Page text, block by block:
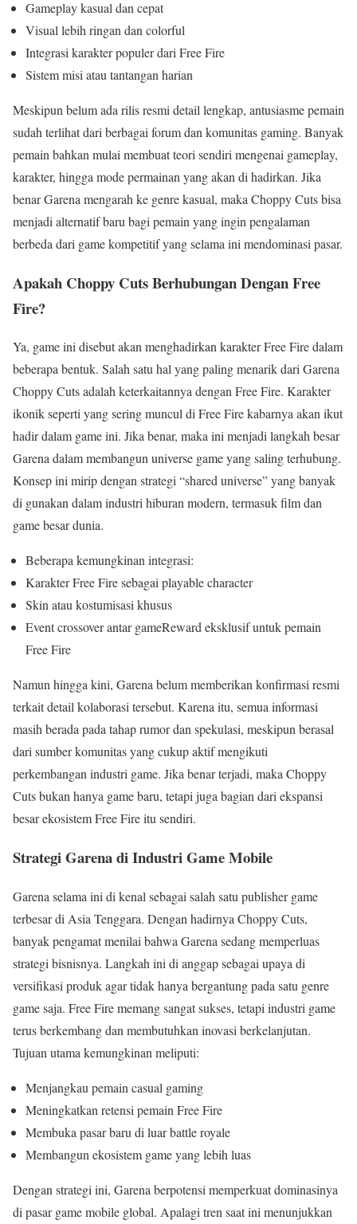
Gameplay kasual dan cepat
Visual lebih ringan dan colorful
Integrasi karakter populer dari Free Fire
Sistem misi atau tantangan harian
Meskipun belum ada rilis resmi detail lengkap, antusiasme pemain
sudah terlihat dari berbagai forum dan komunitas gaming. Banyak
pemain bahkan mulai membuat teori sendiri mengenai gameplay,
karakter, hingga mode permainan yang akan di hadirkan. Jika
benar Garena mengarah ke genre kasual, maka Choppy Cuts bisa
menjadi alternatif baru bagi pemain yang ingin pengalaman
berbeda dari game kompetitif yang selama ini mendominasi pasar.
Apakah Choppy Cuts Berhubungan Dengan Free
Fire?
Ya, game ini disebut akan menghadirkan karakter Free Fire dalam
beberapa bentuk. Salah satu hal yang paling menarik dari Garena
Choppy Cuts adalah keterkaitannya dengan Free Fire. Karakter
ikonik seperti yang sering muncul di Free Fire kabarnya akan ikut
hadir dalam game ini. Jika benar, maka ini menjadi langkah besar
Garena dalam membangun universe game yang saling terhubung.
Konsep ini mirip dengan strategi “shared universe” yang banyak
di gunakan dalam industri hiburan modern, termasuk film dan
game besar dunia.
Beberapa kemungkinan integrasi:
Karakter Free Fire sebagai playable character
Skin atau kostumisasi khusus
Event crossover antar gameReward eksklusif untuk pemain
Free Fire
Namun hingga kini, Garena belum memberikan konfirmasi resmi
terkait detail kolaborasi tersebut. Karena itu, semua informasi
masih berada pada tahap rumor dan spekulasi, meskipun berasal
dari sumber komunitas yang cukup aktif mengikuti
perkembangan industri game. Jika benar terjadi, maka Choppy
Cuts bukan hanya game baru, tetapi juga bagian dari ekspansi
besar ekosistem Free Fire itu sendiri.
Strategi Garena di Industri Game Mobile
Garena selama ini di kenal sebagai salah satu publisher game
terbesar di Asia Tenggara. Dengan hadirnya Choppy Cuts,
banyak pengamat menilai bahwa Garena sedang memperluas
strategi bisnisnya. Langkah ini di anggap sebagai upaya di
versifikasi produk agar tidak hanya bergantung pada satu genre
game saja. Free Fire memang sangat sukses, tetapi industri game
terus berkembang dan membutuhkan inovasi berkelanjutan.
Tujuan utama kemungkinan meliputi:
Menjangkau pemain casual gaming
Meningkatkan retensi pemain Free Fire
Membuka pasar baru di luar battle royale
Membangun ekosistem game yang lebih luas
Dengan strategi ini, Garena berpotensi memperkuat dominasinya
di pasar game mobile global. Apalagi tren saat ini menunjukkan